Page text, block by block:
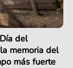
del
memoria del
más fuerte